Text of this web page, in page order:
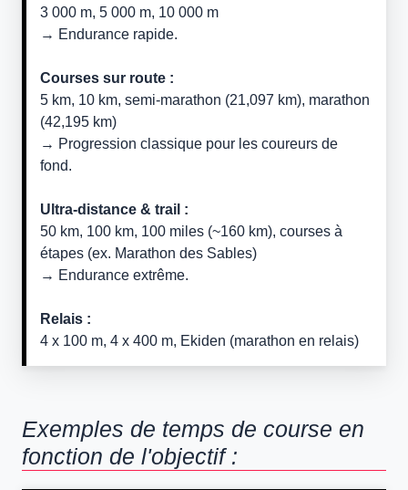
3 000 m, 5 000 m, 10 000 m
→ Endurance rapide.
Courses sur route :
5 km, 10 km, semi-marathon (21,097 km), marathon
(42,195 km)
→ Progression classique pour les coureurs de
fond.
Ultra-distance & trail :
50 km, 100 km, 100 miles (~160 km), courses à
étapes (ex. Marathon des Sables)
→ Endurance extrême.
Relais :
4 x 100 m, 4 x 400 m, Ekiden (marathon en relais)
Exemples de temps de course en
fonction de l'objectif :